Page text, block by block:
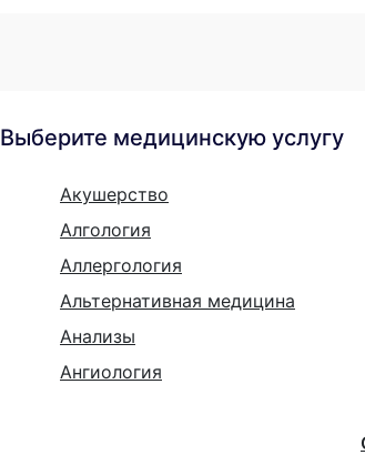
Выберите медицинскую услугу
Акушерство
Алгология
Аллергология
Альтернативная медицина
Анализы
Ангиология